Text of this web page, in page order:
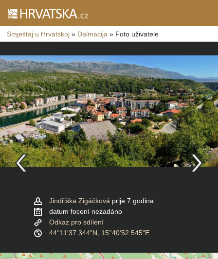
Smještaj u Hrvatskoj » Dalmacija » Foto uživatele
Jindřiška Zigáčková prije 7 godina
datum focení nezadáno
Odkaz pro sdílení
44°11'37.344"N, 15°40'52.545"E